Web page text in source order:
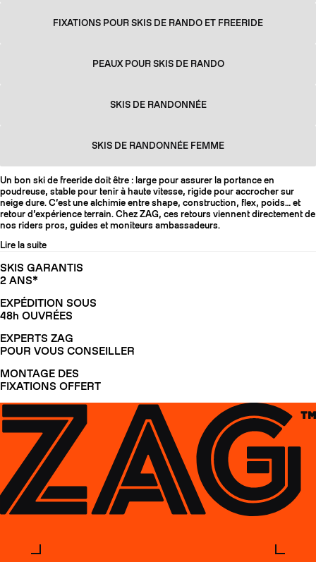
FIXATIONS POUR SKIS DE RANDO ET FREERIDE
PEAUX POUR SKIS DE RANDO
SKIS DE RANDONNÉE
SKIS DE RANDONNÉE FEMME
Un bon ski de freeride doit être : large pour assurer la portance en
poudreuse, stable pour tenir à haute vitesse, rigide pour accrocher sur
neige dure. C’est une alchimie entre shape, construction, flex, poids… et
retour d’expérience terrain. Chez ZAG, ces retours viennent directement de
nos riders pros, guides et moniteurs ambassadeurs.
Lire la suite
SKIS GARANTIS
2 ANS*
EXPÉDITION SOUS
48h OUVRÉES
EXPERTS ZAG
POUR VOUS CONSEILLER
MONTAGE DES
FIXATIONS OFFERT